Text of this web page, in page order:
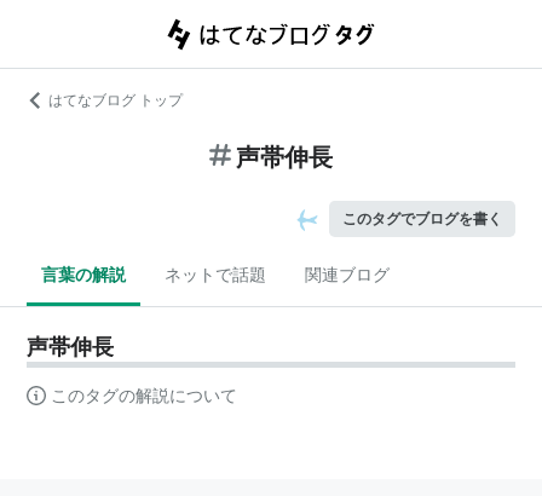
はてなブログ トップ
声帯伸長
このタグでブログを書く
言葉の解説 ネットで話題 関連ブログ
声帯伸長
このタグの解説について